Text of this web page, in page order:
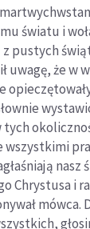
światu i
pustych
uwagę, że w
wszystkimi
nasz
Chrystusa i
mówca.